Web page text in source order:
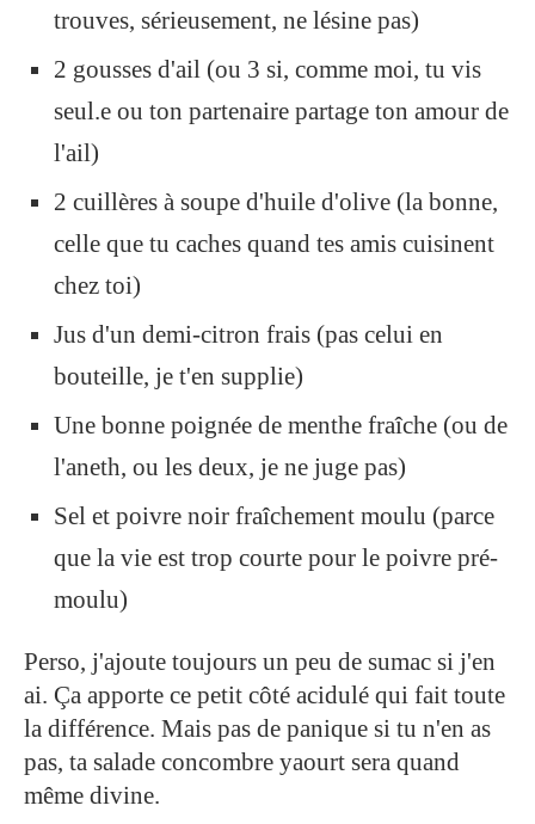
trouves, sérieusement, ne lésine pas)
2 gousses d'ail (ou 3 si, comme moi, tu vis
seul.e ou ton partenaire partage ton amour de
l'ail)
2 cuillères à soupe d'huile d'olive (la bonne,
celle que tu caches quand tes amis cuisinent
chez toi)
Jus d'un demi-citron frais (pas celui en
bouteille, je t'en supplie)
Une bonne poignée de menthe fraîche (ou de
l'aneth, ou les deux, je ne juge pas)
Sel et poivre noir fraîchement moulu (parce
que la vie est trop courte pour le poivre pré-
moulu)
Perso, j'ajoute toujours un peu de sumac si j'en
ai. Ça apporte ce petit côté acidulé qui fait toute
la différence. Mais pas de panique si tu n'en as
pas, ta salade concombre yaourt sera quand
même divine.